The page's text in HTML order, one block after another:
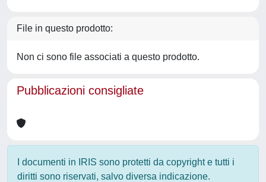
File in questo prodotto:
Non ci sono file associati a questo prodotto.
Pubblicazioni consigliate
I documenti in IRIS sono protetti da copyright e tutti i
diritti sono riservati, salvo diversa indicazione.